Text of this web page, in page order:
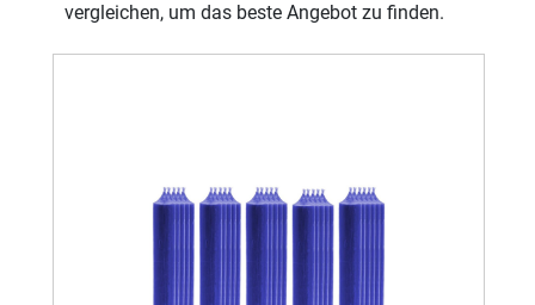
vergleichen, um das beste Angebot zu finden.